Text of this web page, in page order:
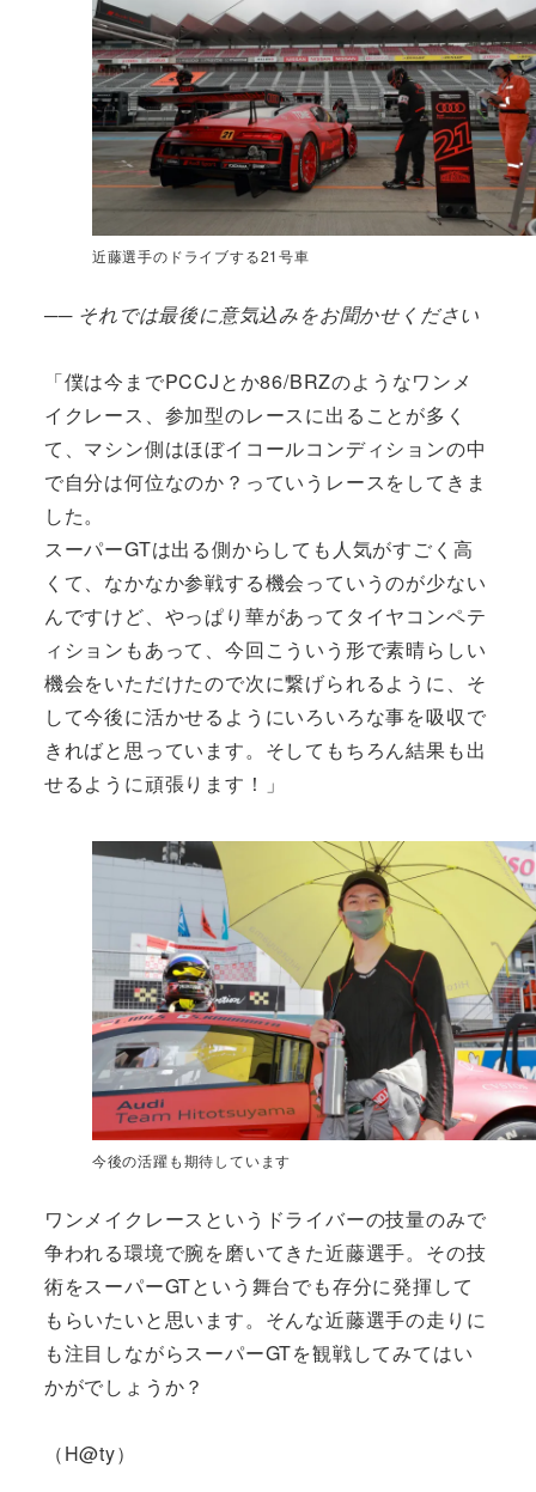
近藤選手のドライブする21号車
── それでは最後に意気込みをお聞かせください
「僕は今までPCCJとか86/BRZのようなワンメ
イクレース、参加型のレースに出ることが多く
て、マシン側はほぼイコールコンディションの中
で自分は何位なのか？っていうレースをしてきま
した。
スーパーGTは出る側からしても人気がすごく高
くて、なかなか参戦する機会っていうのが少ない
んですけど、やっぱり華があってタイヤコンペテ
ィションもあって、今回こういう形で素晴らしい
機会をいただけたので次に繋げられるように、そ
して今後に活かせるようにいろいろな事を吸収で
きればと思っています。そしてもちろん結果も出
せるように頑張ります！」
今後の活躍も期待しています
ワンメイクレースというドライバーの技量のみで
争われる環境で腕を磨いてきた近藤選手。その技
術をスーパーGTという舞台でも存分に発揮して
もらいたいと思います。そんな近藤選手の走りに
も注目しながらスーパーGTを観戦してみてはい
かがでしょうか？
（H@ty）